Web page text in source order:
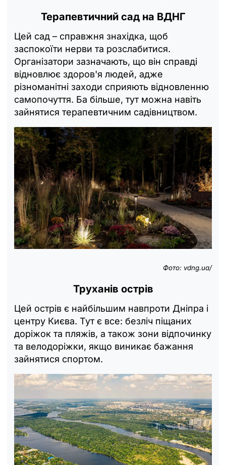
Терапевтичний сад на ВДНГ
Цей сад – справжня знахідка, щоб
заспокоїти нерви та розслабитися.
Організатори зазначають, що він справді
відновлює здоров'я людей, адже
різноманітні заходи сприяють відновленню
самопочуття. Ба більше, тут можна навіть
зайнятися терапевтичним садівництвом.
Фото: vdng.ua/
Труханів острів
Цей острів є найбільшим навпроти Дніпра і
центру Києва. Тут є все: безліч піщаних
доріжок та пляжів, а також зони відпочинку
та велодоріжки, якщо виникає бажання
зайнятися спортом.